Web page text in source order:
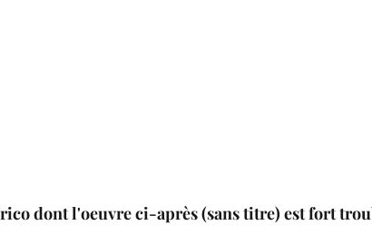
dont l'oeuvre ci-après (sans titre) est fort